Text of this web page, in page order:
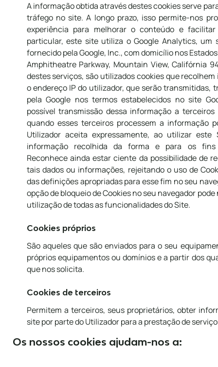
A informação obtida através destes cookies serve
tráfego no site. A longo prazo, isso permite-nos
experiência para melhorar o conteúdo e
particular, este site utiliza o Google Analytics, um
fornecido pela Google, Inc., com domicílio nos
Amphitheatre Parkway, Mountain View, Califórnia
destes serviços, são utilizados cookies que
o endereço IP do utilizador, que serão transmitidas,
pela Google nos termos estabelecidos no site
possível transmissão dessa informação a
quando esses terceiros processem a informação
Utilizador aceita expressamente, ao utilizar
informação recolhida da forma e para os fins
Reconhece ainda estar ciente da possibilidade de
tais dados ou informações, rejeitando o uso de
das definições apropriadas para esse fim no seu
opção de bloqueio de Cookies no seu navegador
utilização de todas as funcionalidades do Site.
Cookies próprios
São aqueles que são enviados para o seu
próprios equipamentos ou domínios e a partir dos
que nos solicita.
Cookies de terceiros
Permitem a terceiros, seus proprietários, obter
site por parte do Utilizador para a prestação de
Os nossos cookies ajudam-nos a: